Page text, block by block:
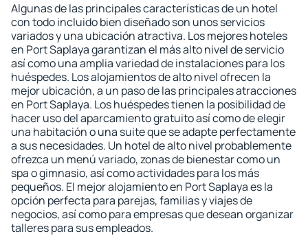
Algunas de las principales características de un hotel
con todo incluido bien diseñado son unos servicios
variados y una ubicación atractiva. Los mejores hoteles
en Port Saplaya garantizan el más alto nivel de servicio
así como una amplia variedad de instalaciones para los
huéspedes. Los alojamientos de alto nivel ofrecen la
mejor ubicación, a un paso de las principales atracciones
en Port Saplaya. Los huéspedes tienen la posibilidad de
hacer uso del aparcamiento gratuito así como de elegir
una habitación o una suite que se adapte perfectamente
a sus necesidades. Un hotel de alto nivel probablemente
ofrezca un menú variado, zonas de bienestar como un
spa o gimnasio, así como actividades para los más
pequeños. El mejor alojamiento en Port Saplaya es la
opción perfecta para parejas, familias y viajes de
negocios, así como para empresas que desean organizar
talleres para sus empleados.